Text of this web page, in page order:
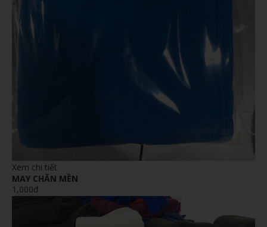
Xem chi tiết
MAY CHĂN MỀN
1,000đ